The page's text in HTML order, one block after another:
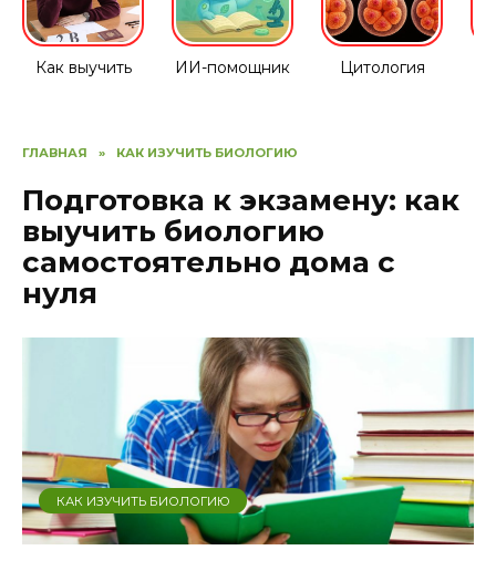
Как выучить ИИ-помощник Цитология
ГЛАВНАЯ » КАК ИЗУЧИТЬ БИОЛОГИЮ
Подготовка к экзамену: как
выучить биологию
самостоятельно дома с
нуля
КАК ИЗУЧИТЬ БИОЛОГИЮ